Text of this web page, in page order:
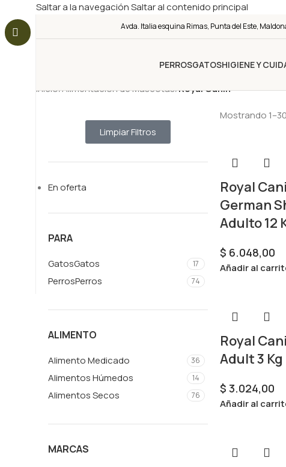
Saltar a la navegaciónSaltar al contenido principal
Avda. Italia esquina Rimas, Punta del Este,
PERROSGATOSHIGIENE Y
Inicio/Alimentación de Mascotas/Royal Canin
Limpiar Filtros
En oferta
PARA
GatosGatos 17
PerrosPerros 74
ALIMENTO
Alimento Medicado 36
Alimentos Húmedos 14
Alimentos Secos 76
MARCAS
Mostrando
Royal
German
Adulto 12
$ 6.048,00
Añadir al
Royal
Adult 3 Kg
$ 3.024,00
Añadir al